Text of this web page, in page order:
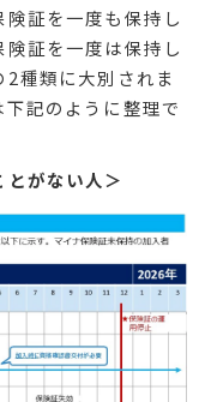
証を一度も保持し
証を一度は保持し
種類に大別されま
記のように整理で
がない人＞